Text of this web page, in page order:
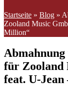
Startseite » Blog »
Zooland Music
Million“
für Zooland
feat. U-